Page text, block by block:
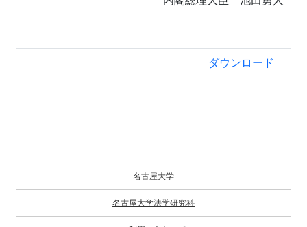
ダウンロード
名古屋大学
名古屋大学法学研究科